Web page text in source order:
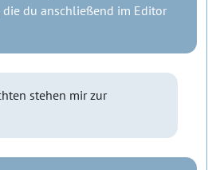
die du anschließend im Editor
stehen mir zur